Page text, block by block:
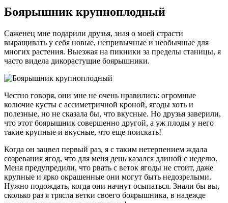
Боярышник крупноплодный
Саженец мне подарили друзья, зная о моей страсти
выращивать у себя новые, непривычные и необычные для
многих растения. Выезжая на пикники за пределы станицы, я
часто видела дикорастущие боярышники.
Честно говоря, они мне не очень нравились: огромные
колючие кусты с ассиметричной кроной, ягоды хоть и
полезные, но не сказала бы, что вкусные. Но друзья заверили,
что этот боярышник совершенно другой, а уж плоды у него
такие крупные и вкусные, что еще поискать!
Когда он зацвел первый раз, я с таким нетерпением ждала
созревания ягод, что для меня день казался длиной с неделю.
Меня предупредили, что рвать с веток ягоды не стоит, даже
крупные и ярко окрашенные они могут быть недозрелыми.
Нужно подождать, когда они начнут осыпаться. Знали бы вы,
сколько раз я трясла ветки своего боярышника, в надежде